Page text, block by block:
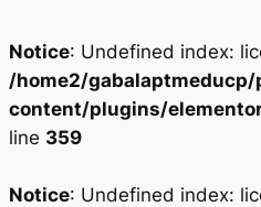
Notice: Undefined index:
/home2/
content/plugins/
line 359
Notice: Undefined index: